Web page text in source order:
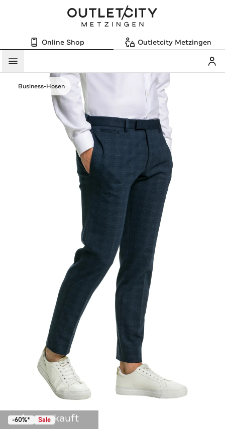
Online Shop Outletcity Metzingen
Menü
Business-Hosen
Ausverkauft
-60%* Sale